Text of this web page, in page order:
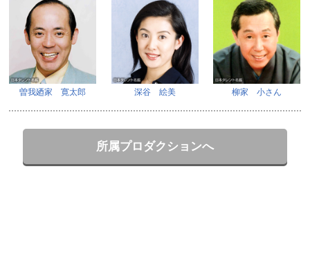
曽我廼家 寛太郎 深谷 絵美 柳家 小さん
所属プロダクションへ